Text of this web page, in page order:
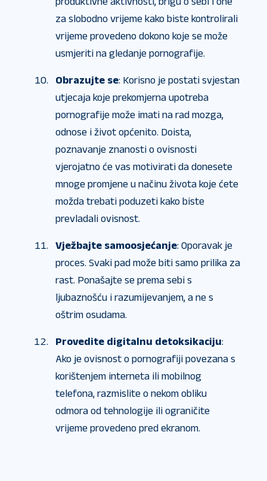
za slobodno vrijeme kako biste kontrolirali
vrijeme provedeno dokono koje se može
usmjeriti na gledanje pornografije.
Obrazujte se: Korisno je postati svjestan
utjecaja koje prekomjerna upotreba
pornografije može imati na rad mozga,
odnose i život općenito. Doista,
poznavanje znanosti o ovisnosti
vjerojatno će vas motivirati da donesete
mnoge promjene u načinu života koje ćete
možda trebati poduzeti kako biste
prevladali ovisnost.
Vježbajte samoosjećanje: Oporavak je
proces. Svaki pad može biti samo prilika za
rast. Ponašajte se prema sebi s
ljubaznošću i razumijevanjem, a ne s
oštrim osudama.
Provedite digitalnu detoksikaciju:
Ako je ovisnost o pornografiji povezana s
korištenjem interneta ili mobilnog
telefona, razmislite o nekom obliku
odmora od tehnologije ili ograničite
vrijeme provedeno pred ekranom.